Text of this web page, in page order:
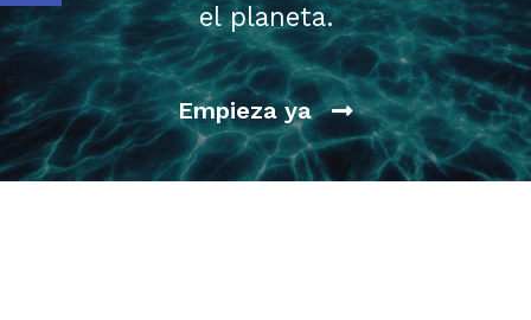
el planeta.
Empieza ya